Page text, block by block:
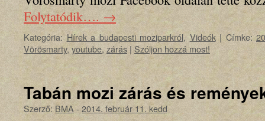
Folytatódik….→
Kategória: Hírek a budapesti moziparkról,Videók | Címke:
Vörösmarty,youtube, zárás | Szóljon hozzá most!
Tabán mozi zárás és
Szerző: BMA-2014. február 11. kedd